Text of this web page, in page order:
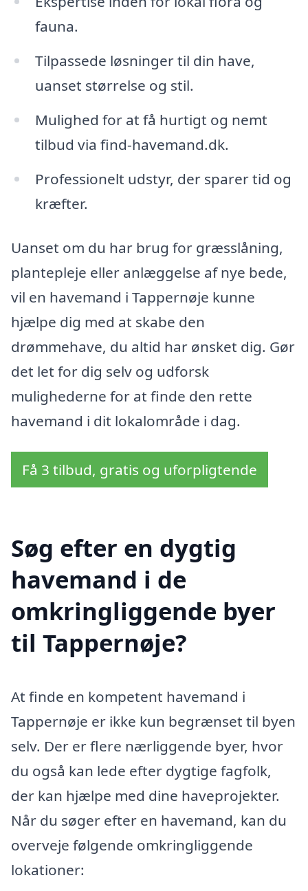
fauna.
Tilpassede løsninger til din have,
uanset størrelse og stil.
Mulighed for at få hurtigt og nemt
tilbud via find-havemand.dk.
Professionelt udstyr, der sparer tid og
kræfter.
Uanset om du har brug for græsslåning,
plantepleje eller anlæggelse af nye bede,
vil en havemand i Tappernøje kunne
hjælpe dig med at skabe den
drømmehave, du altid har ønsket dig. Gør
det let for dig selv og udforsk
mulighederne for at finde den rette
havemand i dit lokalområde i dag.
Få 3 tilbud, gratis og uforpligtende
Søg efter en dygtig
havemand i de
omkringliggende byer
til Tappernøje?
At finde en kompetent havemand i
Tappernøje er ikke kun begrænset til byen
selv. Der er flere nærliggende byer, hvor
du også kan lede efter dygtige fagfolk,
der kan hjælpe med dine haveprojekter.
Når du søger efter en havemand, kan du
overveje følgende omkringliggende
lokationer: